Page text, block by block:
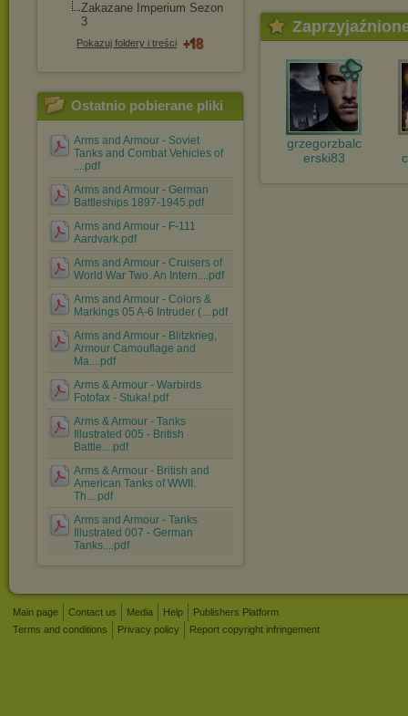
Zakazane Imperium Sezon
3
Pokazuj foldery i treści
Ostatnio pobierane pliki
Arms and Armour - Soviet
Tanks and Combat Vehicles of
....pdf
Arms and Armour - German
Battleships 1897-1945.pdf
Arms and Armour - F-111
Aardvark.pdf
Arms and Armour - Cruisers of
World War Two. An Intern....pdf
Arms and Armour - Colors &
Markings 05 A-6 Intruder (....pdf
Arms and Armour - Blitzkrieg,
Armour Camouflage and
Ma....pdf
Arms & Armour - Warbirds
Fotofax - Stuka!.pdf
Arms & Armour - Tanks
Illustrated 005 - British
Battle....pdf
Arms & Armour - British and
American Tanks of WWII.
Th....pdf
Arms and Armour - Tanks
Illustrated 007 - German
Tanks....pdf
grzegorzbalc
erski83
Main page Contact us Media Help
Publishers Platform
Terms and conditions
Privacy policy Report copyright infringement